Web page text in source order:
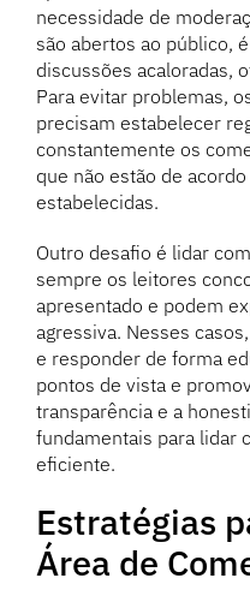
necessidade de
são abertos ao público,
discussões acaloradas,
Para evitar problemas,
precisam estabelecer
constantemente os
que não estão de
estabelecidas.
Outro desafio é lidar
sempre os leitores
apresentado e podem
agressiva. Nesses
e responder de forma
pontos de vista e
transparência e a
fundamentais para lidar
eficiente.
Estratégias
Área de